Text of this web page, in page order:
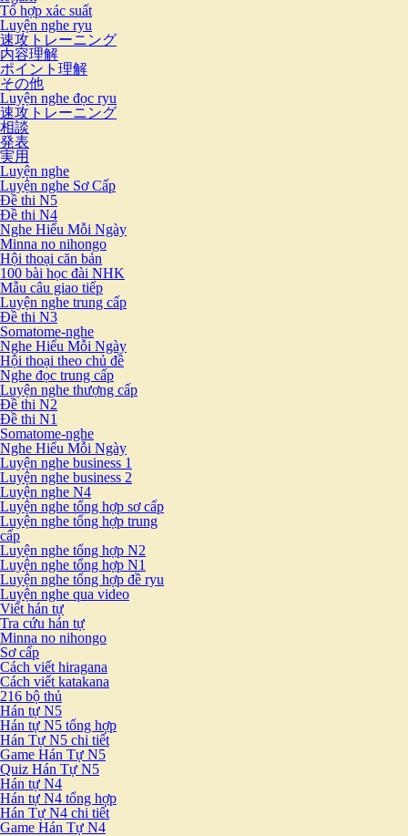
Tổ hợp xác suất
Luyện nghe ryu
速攻トレーニング
内容理解
ポイント理解
その他
Luyện nghe đọc ryu
速攻トレーニング
相談
発表
実用
Luyện nghe
Luyện nghe Sơ Cấp
Đề thi N5
Đề thi N4
Nghe Hiểu Mỗi Ngày
Minna no nihongo
Hội thoại căn bản
100 bài học đài NHK
Mẫu câu giao tiếp
Luyện nghe trung cấp
Đề thi N3
Somatome-nghe
Nghe Hiểu Mỗi Ngày
Hội thoại theo chủ đề
Nghe đọc trung cấp
Luyện nghe thượng cấp
Đề thi N2
Đề thi N1
Somatome-nghe
Nghe Hiểu Mỗi Ngày
Luyện nghe business 1
Luyện nghe business 2
Luyện nghe N4
Luyện nghe tổng hợp sơ cấp
Luyện nghe tổng hợp trung
cấp
Luyện nghe tổng hợp N2
Luyện nghe tổng hợp N1
Luyện nghe tổng hợp đề ryu
Luyện nghe qua video
Viết hán tự
Tra cứu hán tự
Minna no nihongo
Sơ cấp
Cách viết hiragana
Cách viết katakana
216 bộ thủ
Hán tự N5
Hán tự N5 tổng hợp
Hán Tự N5 chi tiết
Game Hán Tự N5
Quiz Hán Tự N5
Hán tự N4
Hán tự N4 tổng hợp
Hán Tự N4 chi tiết
Game Hán Tự N4